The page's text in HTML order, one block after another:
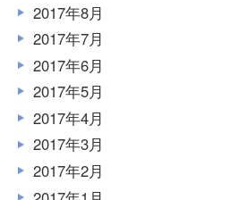
2017年8月
2017年7月
2017年6月
2017年5月
2017年4月
2017年3月
2017年2月